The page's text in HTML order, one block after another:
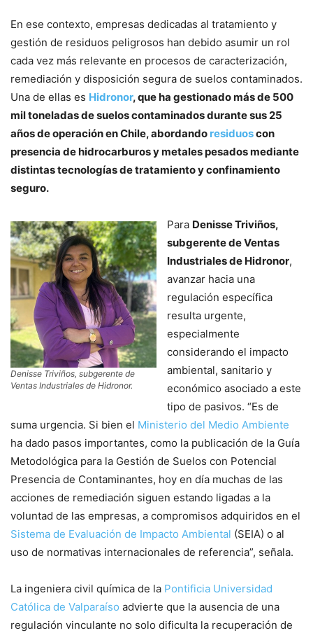
En ese contexto, empresas dedicadas al tratamiento y
gestión de residuos peligrosos han debido asumir un rol
cada vez más relevante en procesos de caracterización,
remediación y disposición segura de suelos contaminados.
Una de ellas es Hidronor, que ha gestionado más de 500
mil toneladas de suelos contaminados durante sus 25
años de operación en Chile, abordando residuoscon
presencia de hidrocarburos y metales pesados mediante
distintas tecnologías de tratamiento y confinamiento
seguro.
Denisse Triviños, subgerente de
Ventas Industriales de Hidronor.
Para Denisse Triviños,
subgerente de Ventas
Industriales de Hidronor,
avanzar hacia una
regulación específica
resulta urgente,
especialmente
considerando el impacto
ambiental, sanitario y
económico asociado a este
tipo de pasivos. “Es de
suma urgencia. Si bien el Ministerio del Medio Ambiente
ha dado pasos importantes, como la publicación de la Guía
Metodológica para la Gestión de Suelos con Potencial
Presencia de Contaminantes, hoy en día muchas de las
acciones de remediación siguen estando ligadas a la
voluntad de las empresas, a compromisos adquiridos en el
Sistema de Evaluación de Impacto Ambiental (SEIA) o al
uso de normativas internacionales de referencia”, señala.
La ingeniera civil química de la Pontificia Universidad
Católica de Valparaíso advierte que la ausencia de una
regulación vinculante no solo dificulta la recuperación de